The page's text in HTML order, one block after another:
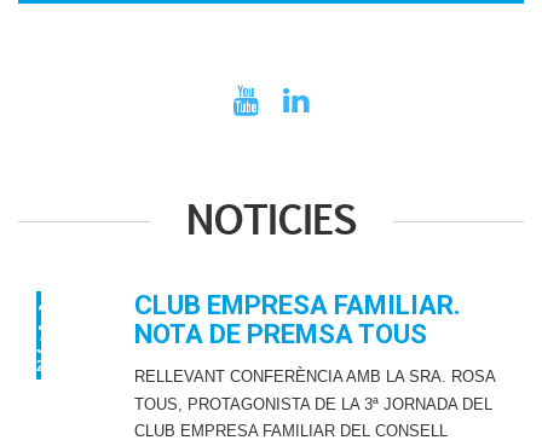
NOTICIES
15
JUL
2016
CLUB EMPRESA FAMILIAR.
NOTA DE PREMSA TOUS
RELLEVANT CONFERÈNCIA AMB LA SRA. ROSA
TOUS, PROTAGONISTA DE LA 3ª JORNADA DEL
CLUB EMPRESA FAMILIAR DEL CONSELL